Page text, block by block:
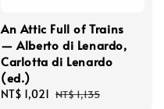
An Attic Full of Trains
— Alberto di Lenardo,
Carlotta di Lenardo
(ed.)
Sale
NT$ 1,021 Regular
NT$ 1,135